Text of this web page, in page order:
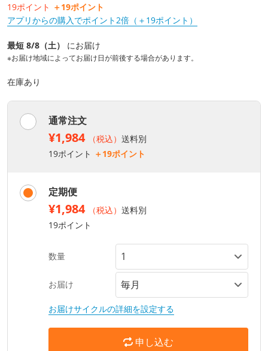
19ポイント ＋19ポイント
アプリからの購入でポイント2倍（＋19ポイント）
最短 8/8（土） にお届け
※お届け地域によってお届け日が前後する場合があります。
在庫あり
通常注文
¥1,984 （税込） 送料別
19ポイント ＋19ポイント
定期便
¥1,984 （税込） 送料別
19ポイント
数量
お届け
お届けサイクルの詳細を設定する
申し込む